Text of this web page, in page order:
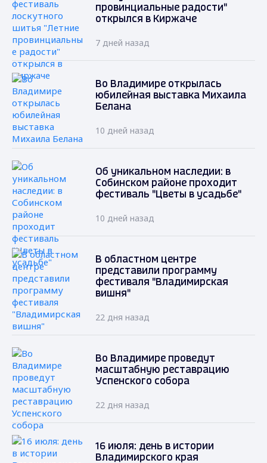
провинциальные радости"
открылся в Киржаче
7 дней назад
Во Владимире открылась
юбилейная выставка Михаила
Белана
10 дней назад
Об уникальном наследии: в
Собинском районе проходит
фестиваль "Цветы в усадьбе"
10 дней назад
В областном центре
представили программу
фестиваля "Владимирская
вишня"
22 дня назад
Во Владимире проведут
масштабную реставрацию
Успенского собора
22 дня назад
16 июля: день в истории
Владимирского края